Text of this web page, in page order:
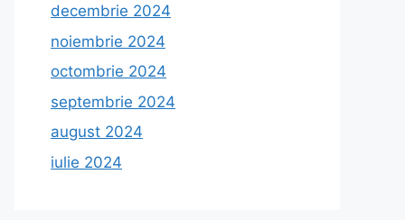
decembrie 2024
noiembrie 2024
octombrie 2024
septembrie 2024
august 2024
iulie 2024